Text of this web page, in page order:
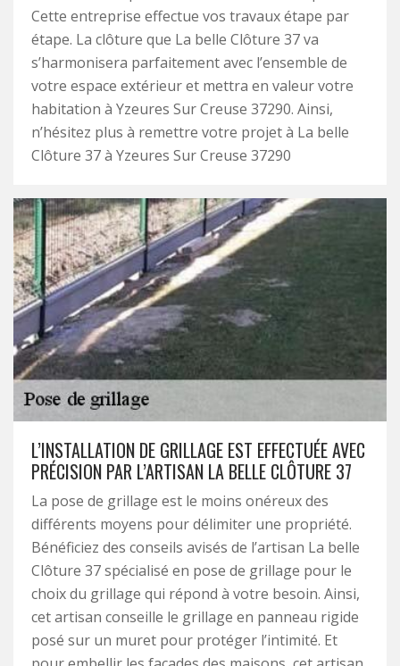
Cette entreprise effectue vos travaux étape par
étape. La clôture que La belle Clôture 37 va
s’harmonisera parfaitement avec l’ensemble de
votre espace extérieur et mettra en valeur votre
habitation à Yzeures Sur Creuse 37290. Ainsi,
n’hésitez plus à remettre votre projet à La belle
Clôture 37 à Yzeures Sur Creuse 37290
L’INSTALLATION DE GRILLAGE EST EFFECTUÉE AVEC
PRÉCISION PAR L’ARTISAN LA BELLE CLÔTURE 37
La pose de grillage est le moins onéreux des
différents moyens pour délimiter une propriété.
Bénéficiez des conseils avisés de l’artisan La belle
Clôture 37 spécialisé en pose de grillage pour le
choix du grillage qui répond à votre besoin. Ainsi,
cet artisan conseille le grillage en panneau rigide
posé sur un muret pour protéger l’intimité. Et